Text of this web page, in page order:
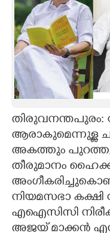
ART
ASTRO
CARTOONS
LITERATURE
ZOOM
CONTACT US
തിരുവനന്തപുരം:
ആരാകുമെന്നുള്ള
അകത്തും
തീരുമാനം
നിയമസഭാ
എഐസിസി
അജയ് മാക്കൻ